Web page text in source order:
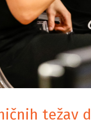
težav